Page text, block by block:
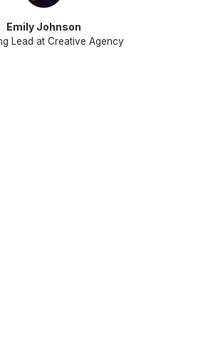
Emily Johnson
Lead at Creative Agency